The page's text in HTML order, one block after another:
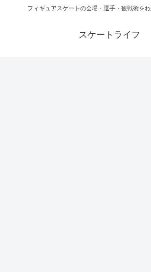
フィギュアスケートの会場・選手・観戦術を
スケートライフ